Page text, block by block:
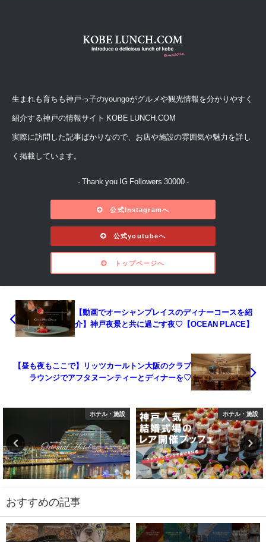
生まれも育ちも神戸っ子のyoungoがグルメや観光情報を分かりやすく
紹介する神戸の情報サイト KOBE LUNCH.COM
実際に訪問した記事ばかりなので、お店や施設の雰囲気や魅力を詳し
く掲載しています。
- Thank you IG Followers 30000 -
公式Instagramへ
公式youtubeへ
トップページへ
【動画でオーシャンプレイスのディナーコースを紹
介】神戸夜景と共に過ごす夜♡【OCEAN PLACE】
【昼も夜もここで】リッツカールトン大阪のクラブ
ラウンジでアフタヌーンティーとディナーを♡
ホテル・施設 北野坂ランチ
おすすめの記事